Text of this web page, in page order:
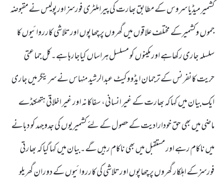
کشمیر میڈیا سروس کے مطابق بھارت کی پیراملٹری فورسز اورپولیس نے مقبوضہ
جموں وکشمیرکے مختلف علاقوں میں گھروں پر چھاپوں اور تلاشی کارروائیوں کا
سلسلہ جاری رکھاہے اور مکینوں کو مسلسل ہراساں کیاجارہا ہے۔کل جماعتی
حریت کانفرنس کے ترجمان ایڈووکیٹ عبدالرشید منہاس نے سرینگر میں جاری
ایک بیان میں کہا کہ بھارت کے غیر انسانی، سفاکانہ اور غیر اخلاقی ہتھکنڈے
ماضی میں بھی حق خودارادیت کے حصول کے لئے کشمیریوں کی جدوجہد کو دبانے
میں ناکام رہے اور مستقبل میں بھی ناکام رہیں گے۔بیان میں کہا گیا کہ بھارتی
فورسزکے اہلکار گھروں پر چھاپوں اور تلاشی کی کارروائیوں کے دوران گھریلو